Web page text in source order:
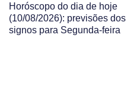
Horóscopo do dia de hoje
(10/08/2026): previsões dos
signos para Segunda-feira